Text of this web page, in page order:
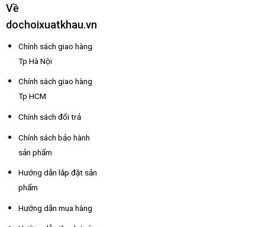
Về
dochoixuatkhau.vn
Chính sách giao hàng
Tp Hà Nội
Chính sách giao hàng
Tp HCM
Chính sách đổi trả
Chính sách bảo hành
sản phẩm
Hướng dẫn lắp đặt sản
phẩm
Hướng dẫn mua hàng